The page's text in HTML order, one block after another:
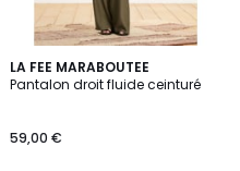
LA FEE MARABOUTEE
Pantalon droit fluide ceinturé
59,00 €
2
Couleurs